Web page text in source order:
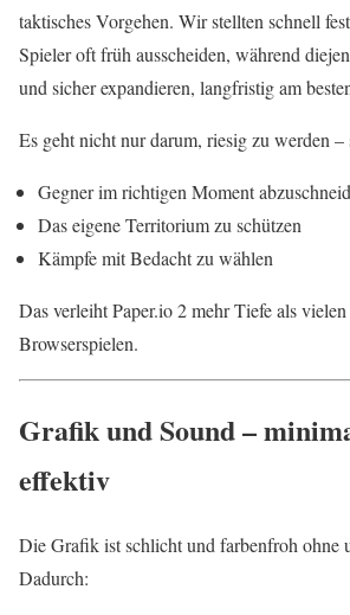
taktisches Vorgehen. Wir stellten schnell
Spieler oft früh ausscheiden, während
und sicher expandieren, langfristig am
Es geht nicht nur darum, riesig zu werden –
Gegner im richtigen Moment
Das eigene Territorium zu schützen
Kämpfe mit Bedacht zu wählen
Das verleiht Paper.io 2 mehr Tiefe als
Browserspielen.
Grafik und Sound –
effektiv
Die Grafik ist schlicht und farbenfroh ohne
Dadurch: